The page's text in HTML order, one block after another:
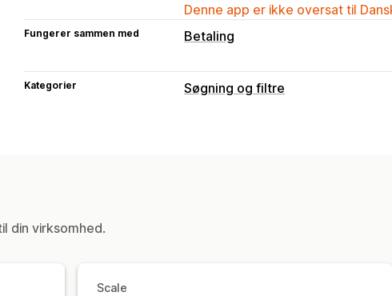
Denne app er ikke oversat til
Fungerer sammen med Betaling
Kategorier Søgning og filtre
din virksomhed.
Scale